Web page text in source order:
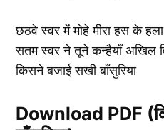
छठवे स्वर में मोहे मीरा हस के
सतम स्वर ने तूने कन्हैयाँ अखिल
किसने बजाई सखी बाँसुरिया
Download PDF